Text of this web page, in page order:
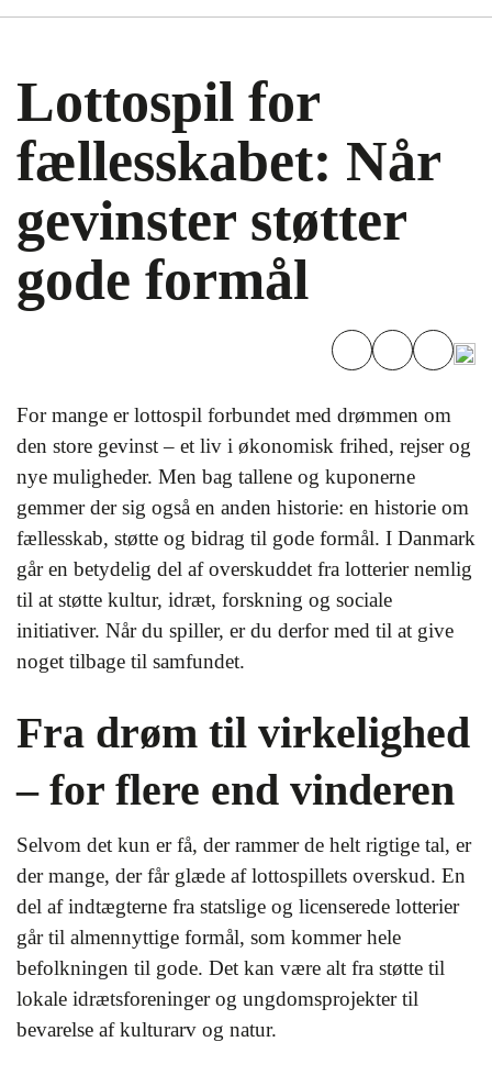
Lottospil for
fællesskabet: Når
gevinster støtter
gode formål
For mange er lottospil forbundet med drømmen om
den store gevinst – et liv i økonomisk frihed, rejser og
nye muligheder. Men bag tallene og kuponerne
gemmer der sig også en anden historie: en historie om
fællesskab, støtte og bidrag til gode formål. I Danmark
går en betydelig del af overskuddet fra lotterier nemlig
til at støtte kultur, idræt, forskning og sociale
initiativer. Når du spiller, er du derfor med til at give
noget tilbage til samfundet.
Fra drøm til virkelighed
– for flere end vinderen
Selvom det kun er få, der rammer de helt rigtige tal, er
der mange, der får glæde af lottospillets overskud. En
del af indtægterne fra statslige og licenserede lotterier
går til almennyttige formål, som kommer hele
befolkningen til gode. Det kan være alt fra støtte til
lokale idrætsforeninger og ungdomsprojekter til
bevarelse af kulturarv og natur.